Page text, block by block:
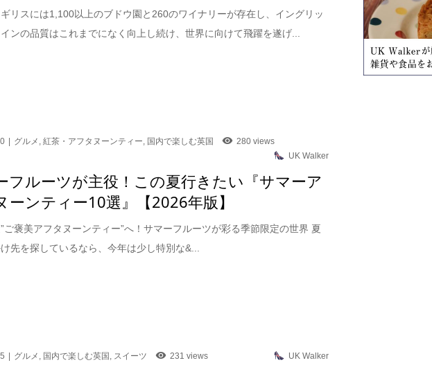
リスには1,100以上のブドウ園と260のワイナリーが存在し、イングリッ
ンの品質はこれまでになく向上し続け、世界に向けて飛躍を遂げ...
グルメ ,紅茶・アフタヌーンティー, 国内で楽しむ英国
280 views
UK Walker
フルーツが主役！この夏行きたい『サマーア
ーンティー10選』【2026年版】
ご褒美アフタヌーンティー”へ！サマーフルーツが彩る季節限定の世界 夏
先を探しているなら、今年は少し特別な&...
グルメ , 国内で楽しむ英国 , スイーツ 231 views UK Walker